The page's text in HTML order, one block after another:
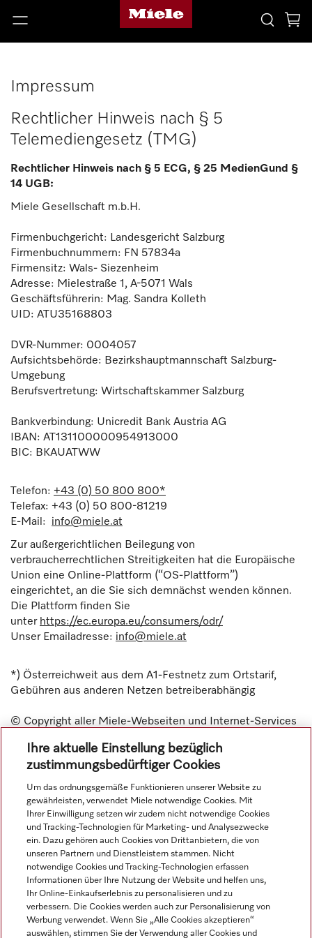
Impressum
Rechtlicher Hinweis nach § 5
Telemediengesetz (TMG)
Rechtlicher Hinweis nach § 5 ECG, § 25 MedienGund §
14 UGB:
Miele Gesellschaft m.b.H.
Firmenbuchgericht: Landesgericht Salzburg
Firmenbuchnummern: FN 57834a
Firmensitz: Wals- Siezenheim
Adresse: Mielestraße 1, A-5071 Wals
Geschäftsführerin: Mag. Sandra Kolleth
UID: ATU35168803
DVR-Nummer: 0004057
Aufsichtsbehörde: Bezirkshauptmannschaft Salzburg-
Umgebung
Berufsvertretung: Wirtschaftskammer Salzburg
Bankverbindung: Unicredit Bank Austria AG
IBAN: AT131100000954913000
BIC: BKAUATWW
Telefon: +43 (0) 50 800 800*
Telefax: +43 (0) 50 800-81219
E-Mail: info@miele.at
Zur außergerichtlichen Beilegung von
verbraucherrechtlichen Streitigkeiten hat die Europäische
Union eine Online-Plattform (“OS-Plattform”)
eingerichtet, an die Sie sich demnächst wenden können.
Die Plattform finden Sie
unter https://ec.europa.eu/consumers/odr/
Unser Emailadresse: info@miele.at
*) Österreichweit aus dem A1-Festnetz zum Ortstarif,
Gebühren aus anderen Netzen betreiberabhängig
© Copyright aller Miele-Webseiten und Internet-Services
Navigation
Service
Ihre aktuelle Einstellung bezüglich
zustimmungsbedürftiger Cookies
Um das ordnungsgemäße Funktionieren unserer Website zu
gewährleisten, verwendet Miele notwendige Cookies. Mit
Ihrer Einwilligung setzen wir zudem nicht notwendige Cookies
und Tracking-Technologien für Marketing- und Analysezwecke
ein. Dazu gehören auch Cookies von Drittanbietern, die von
unseren Partnern und Dienstleistern stammen. Nicht
notwendige Cookies und Tracking-Technologien erfassen
Informationen über Ihre Nutzung der Website und helfen uns,
Ihr Online-Einkaufserlebnis zu personalisieren und zu
verbessern. Die Cookies werden auch zur Personalisierung von
Werbung verwendet. Wenn Sie „Alle Cookies akzeptieren“
auswählen, stimmen Sie der Verwendung aller Cookies und